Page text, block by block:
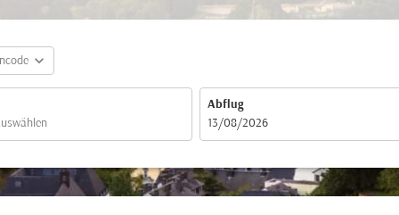
expand_more
Abflug
fc-booking-departure-date-aria-label
13/08/2026